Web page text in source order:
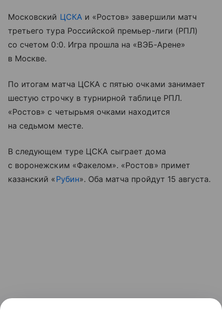
Московский ЦСКАи «Ростов» завершили матч
третьего тура Российской премьер-лиги (РПЛ)
со счетом 0:0. Игра прошла на «ВЭБ-Арене»
в Москве.
По итогам матча ЦСКА с пятью очками занимает
шестую строчку в турнирной таблице РПЛ.
«Ростов» с четырьмя очками находится
на седьмом месте.
В следующем туре ЦСКА сыграет дома
с воронежским «Факелом». «Ростов» примет
казанский « Рубин». Оба матча пройдут 15 августа.